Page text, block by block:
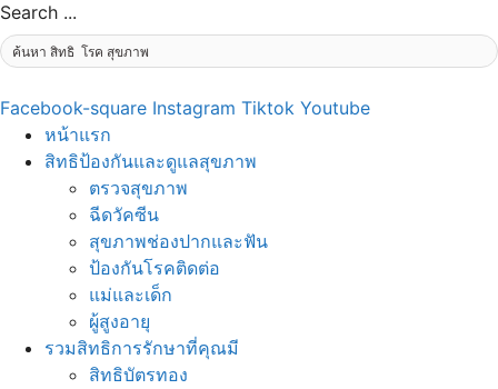
Search ...
Facebook-square Instagram Tiktok Youtube
หน้าแรก
สิทธิป้องกันและดูแลสุขภาพ
ตรวจสุขภาพ
ฉีดวัคซีน
สุขภาพช่องปากและฟัน
ป้องกันโรคติดต่อ
แม่และเด็ก
ผู้สูงอายุ
รวมสิทธิการรักษาที่คุณมี
สิทธิบัตรทอง